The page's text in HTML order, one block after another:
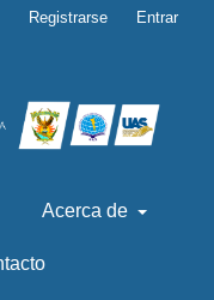
Acerca de
Registrarse Entrar